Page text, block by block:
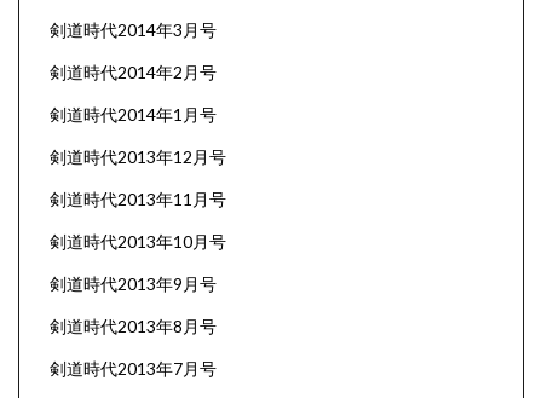
剣道時代2014年3月号
剣道時代2014年2月号
剣道時代2014年1月号
剣道時代2013年12月号
剣道時代2013年11月号
剣道時代2013年10月号
剣道時代2013年9月号
剣道時代2013年8月号
剣道時代2013年7月号